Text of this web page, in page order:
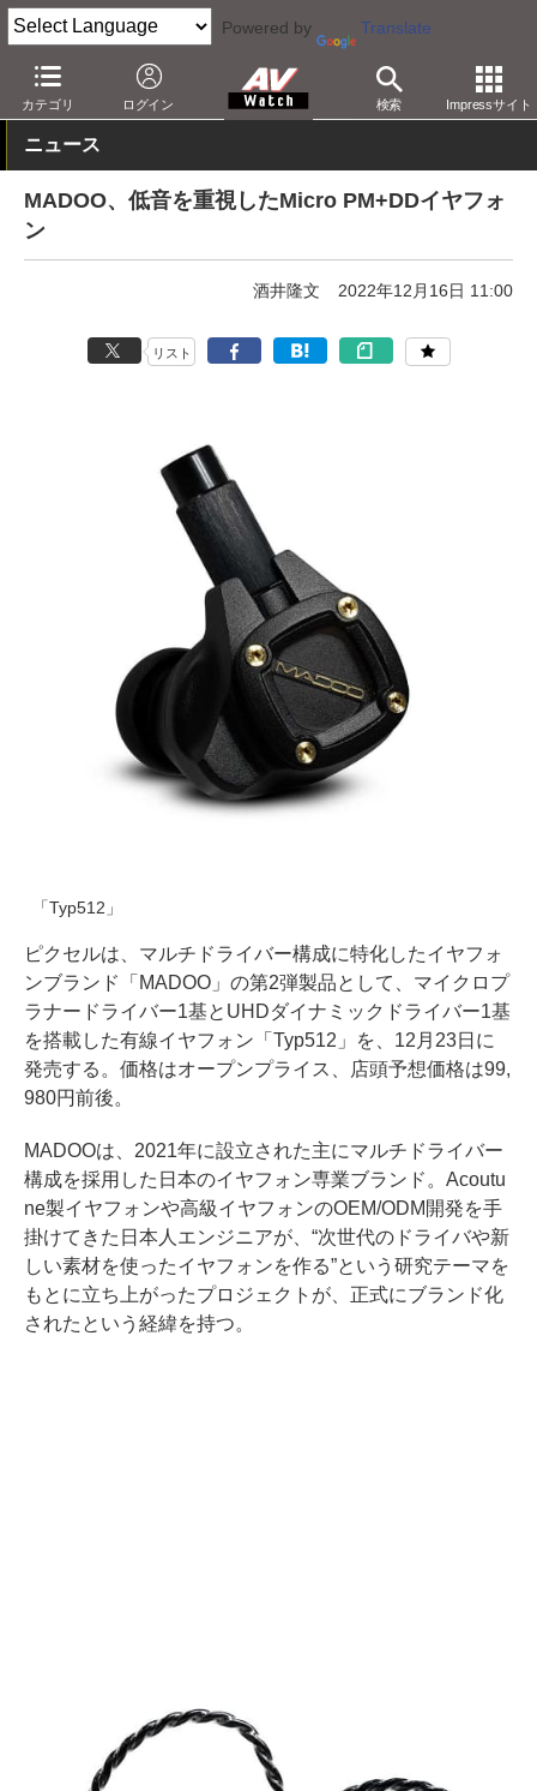
Powered by Translate
カテゴリ ログイン 検索 Impressサイト
AV Watch 製品 ヘッドフォン その他
ニュース
MADOO、低音を重視したMicro PM+DDイヤフォ
ン
酒井隆文 2022年12月16日 11:00
リスト
「Typ512」
ピクセルは、マルチドライバー構成に特化したイヤフォ
ンブランド「MADOO」の第2弾製品として、マイクロプ
ラナードライバー1基とUHDダイナミックドライバー1基
を搭載した有線イヤフォン「Typ512」を、12月23日に
発売する。価格はオープンプライス、店頭予想価格は99,
980円前後。
MADOOは、2021年に設立された主にマルチドライバー
構成を採用した日本のイヤフォン専業ブランド。Acoutu
ne製イヤフォンや高級イヤフォンのOEM/ODM開発を手
掛けてきた日本人エンジニアが、“次世代のドライバや新
しい素材を使ったイヤフォンを作る”という研究テーマを
もとに立ち上がったプロジェクトが、正式にブランド化
されたという経緯を持つ。